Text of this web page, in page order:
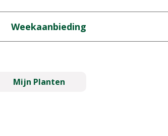
Weekaanbieding
Mijn Planten